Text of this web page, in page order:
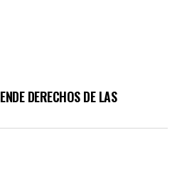
DERECHOS DE LAS